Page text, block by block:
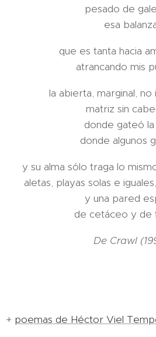
pesado de
esa
que es tanta hacia
atrancando mis
la abierta, marginal,
matriz sin
donde gateó la
donde algunos
y su alma sólo traga lo
aletas, playas solas e
y una pared
de cetáceo y de
De Crawl
+ poemas de Héctor Viel